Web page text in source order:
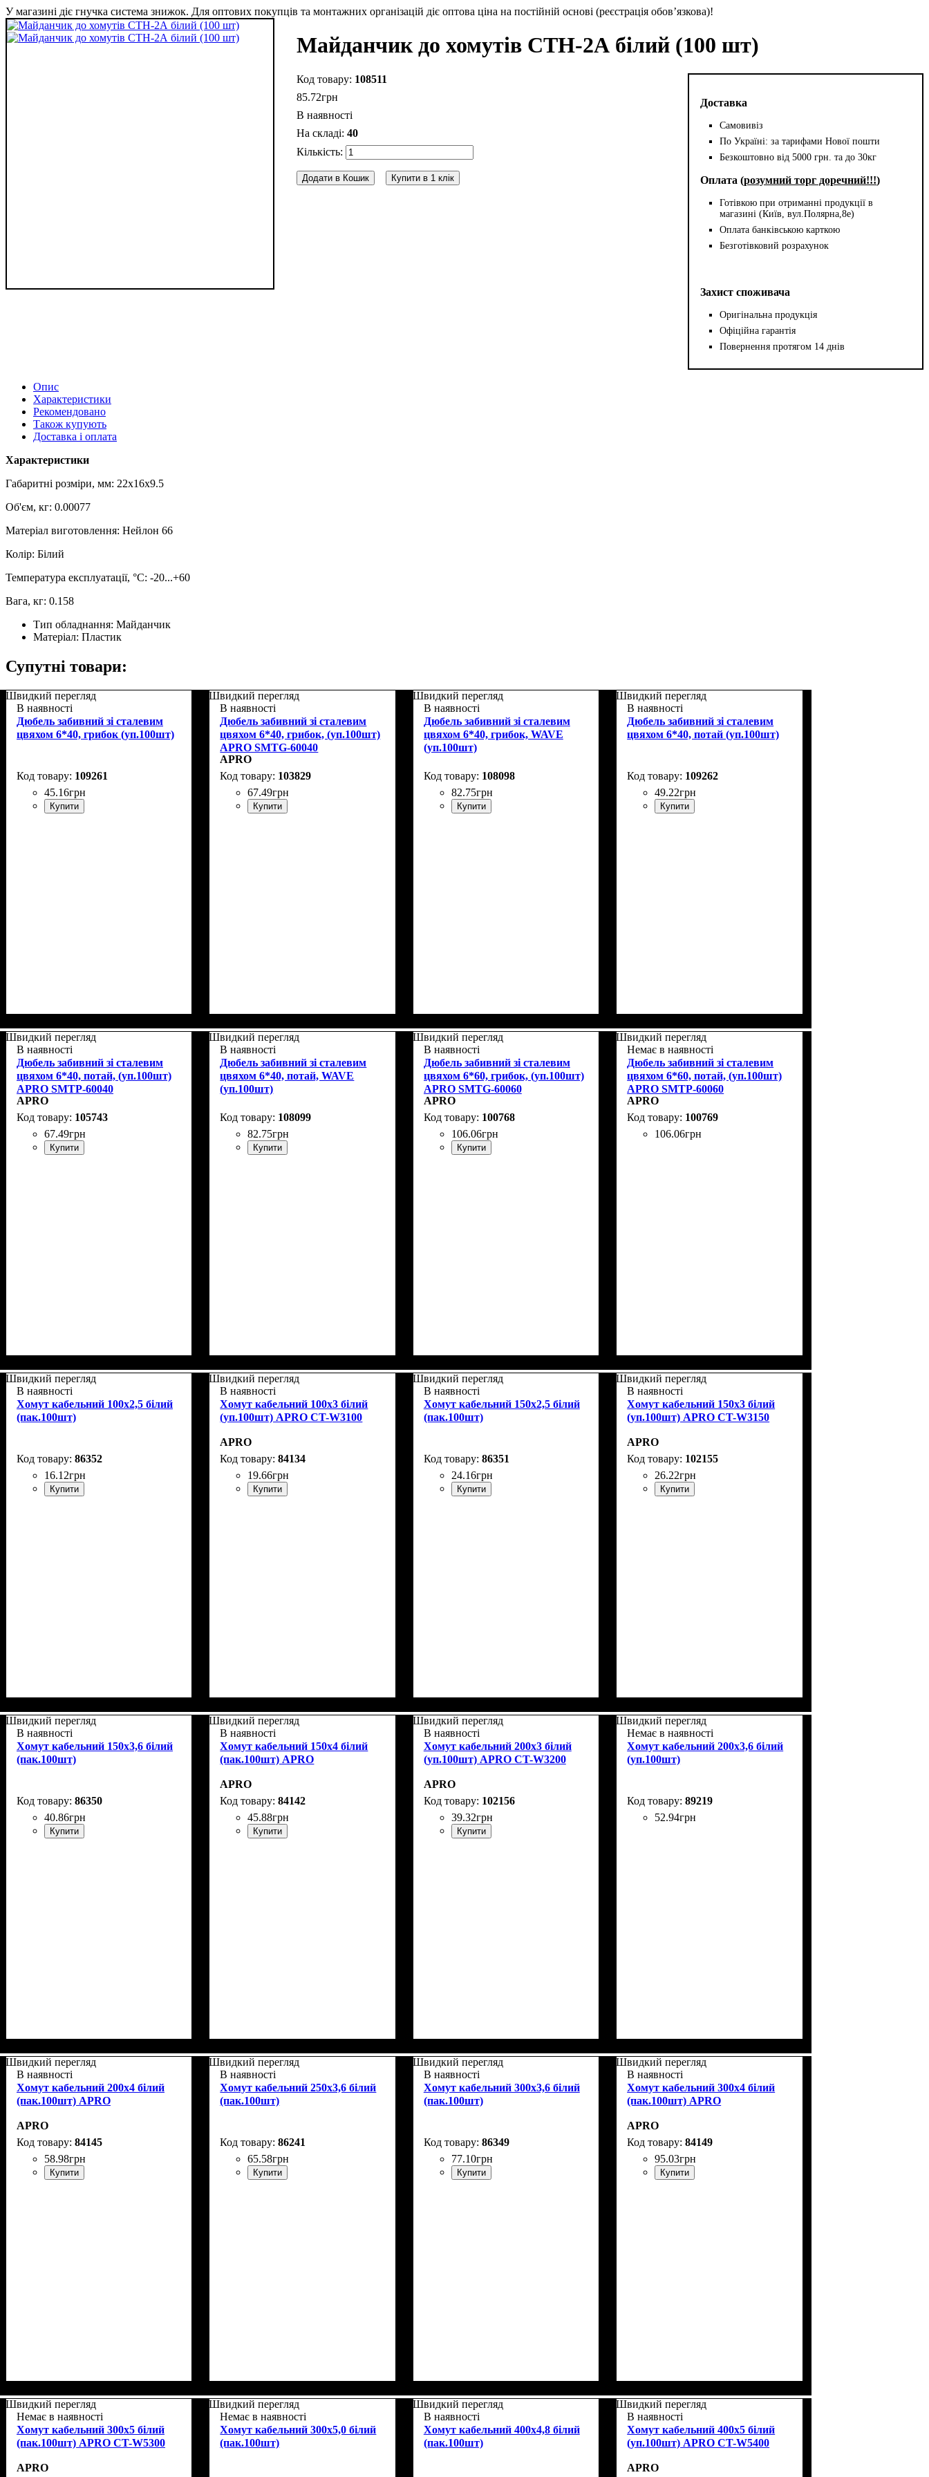
У магазині діє гнучка система знижок. Для оптових покупців та монтажних організацій діє оптова ціна на постійній основі (реєстрація обов’язкова)!
Майданчик до хомутів CTH-2А білий (100 шт)
Доставка
Самовивіз
По Україні: за тарифами Нової пошти
Безкоштовно від 5000 грн. та до 30кг
Оплата (розумний торг доречний!!!)
Готівкою при отриманні продукції в
магазині (Київ, вул.Полярна,8е)
Оплата банківською карткою
Безготівковий розрахунок
Захист споживача
Оригінальна продукція
Офіційна гарантія
Повернення протягом 14 днів
108511
85.72грн
В наявності
40
Додати в Кошик Купити в 1 клік
Опис
Характеристики
Рекомендовано
Також купують
Доставка і оплата
Характеристики
Габаритні розміри, мм: 22x16x9.5
Об'єм, кг: 0.00077
Матеріал виготовлення: Нейлон 66
Колір: Білий
Температура експлуатації, °С: -20...+60
Вага, кг: 0.158
Тип обладнання: Майданчик
Матеріал: Пластик
Супутні товари:
Швидкий перегляд
В наявності
Дюбель забивний зі сталевим
цвяхом 6*40, грибок (уп.100шт)
109261
45.16грн
Купити
Швидкий перегляд
В наявності
Дюбель забивний зі сталевим
цвяхом 6*40, грибок, (уп.100шт)
APRO SMTG-60040
APRO
103829
67.49грн
Купити
Швидкий перегляд
В наявності
Дюбель забивний зі сталевим
цвяхом 6*40, грибок, WAVE
(уп.100шт)
108098
82.75грн
Купити
Швидкий перегляд
В наявності
Дюбель забивний зі сталевим
цвяхом 6*40, потай (уп.100шт)
109262
49.22грн
Купити
Швидкий перегляд
В наявності
Дюбель забивний зі сталевим
цвяхом 6*40, потай, (уп.100шт)
APRO SMTP-60040
APRO
105743
67.49грн
Купити
Швидкий перегляд
В наявності
Дюбель забивний зі сталевим
цвяхом 6*40, потай, WAVE
(уп.100шт)
108099
82.75грн
Купити
Швидкий перегляд
В наявності
Дюбель забивний зі сталевим
цвяхом 6*60, грибок, (уп.100шт)
APRO SMTG-60060
APRO
100768
106.06грн
Купити
Швидкий перегляд
Немає в наявності
Дюбель забивний зі сталевим
цвяхом 6*60, потай, (уп.100шт)
APRO SMTP-60060
APRO
100769
106.06грн
Швидкий перегляд
В наявності
Хомут кабельний 100x2,5 білий
(пак.100шт)
86352
16.12грн
Купити
Швидкий перегляд
В наявності
Хомут кабельний 100x3 білий
(уп.100шт) APRO CT-W3100
APRO
84134
19.66грн
Купити
Швидкий перегляд
В наявності
Хомут кабельний 150x2,5 білий
(пак.100шт)
86351
24.16грн
Купити
Швидкий перегляд
В наявності
Хомут кабельний 150x3 білий
(уп.100шт) APRO CT-W3150
APRO
102155
26.22грн
Купити
Швидкий перегляд
В наявності
Хомут кабельний 150x3,6 білий
(пак.100шт)
86350
40.86грн
Купити
Швидкий перегляд
В наявності
Хомут кабельний 150x4 білий
(пак.100шт) APRO
APRO
84142
45.88грн
Купити
Швидкий перегляд
В наявності
Хомут кабельний 200x3 білий
(уп.100шт) APRO CT-W3200
APRO
102156
39.32грн
Купити
Швидкий перегляд
Немає в наявності
Хомут кабельний 200x3,6 білий
(уп.100шт)
89219
52.94грн
Швидкий перегляд
В наявності
Хомут кабельний 200x4 білий
(пак.100шт) APRO
APRO
84145
58.98грн
Купити
Швидкий перегляд
В наявності
Хомут кабельний 250x3,6 білий
(пак.100шт)
86241
65.58грн
Купити
Швидкий перегляд
В наявності
Хомут кабельний 300x3,6 білий
(пак.100шт)
86349
77.10грн
Купити
Швидкий перегляд
В наявності
Хомут кабельний 300x4 білий
(пак.100шт) APRO
APRO
84149
95.03грн
Купити
Швидкий перегляд
Немає в наявності
Хомут кабельний 300x5 білий
(пак.100шт) APRO CT-W5300
APRO
Швидкий перегляд
Немає в наявності
Хомут кабельний 300x5,0 білий
(пак.100шт)
Швидкий перегляд
В наявності
Хомут кабельний 400x4,8 білий
(пак.100шт)
Швидкий перегляд
В наявності
Хомут кабельний 400x5 білий
(уп.100шт) APRO CT-W5400
APRO